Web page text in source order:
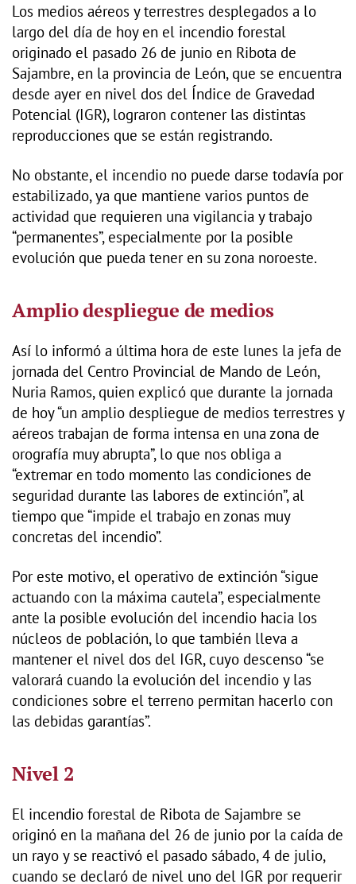
Los medios aéreos y terrestres desplegados a lo
largo del día de hoy en el incendio forestal
originado el pasado 26 de junio en Ribota de
Sajambre, en la provincia de León, que se encuentra
desde ayer en nivel dos del Índice de Gravedad
Potencial (IGR), lograron contener las distintas
reproducciones que se están registrando.
No obstante, el incendio no puede darse todavía por
estabilizado, ya que mantiene varios puntos de
actividad que requieren una vigilancia y trabajo
“permanentes”, especialmente por la posible
evolución que pueda tener en su zona noroeste.
Amplio despliegue de medios
Así lo informó a última hora de este lunes la jefa de
jornada del Centro Provincial de Mando de León,
Nuria Ramos, quien explicó que durante la jornada
de hoy “un amplio despliegue de medios terrestres y
aéreos trabajan de forma intensa en una zona de
orografía muy abrupta”, lo que nos obliga a
“extremar en todo momento las condiciones de
seguridad durante las labores de extinción”, al
tiempo que “impide el trabajo en zonas muy
concretas del incendio”.
Por este motivo, el operativo de extinción “sigue
actuando con la máxima cautela”, especialmente
ante la posible evolución del incendio hacia los
núcleos de población, lo que también lleva a
mantener el nivel dos del IGR, cuyo descenso “se
valorará cuando la evolución del incendio y las
condiciones sobre el terreno permitan hacerlo con
las debidas garantías”.
Nivel 2
El incendio forestal de Ribota de Sajambre se
originó en la mañana del 26 de junio por la caída de
un rayo y se reactivó el pasado sábado, 4 de julio,
cuando se declaró de nivel uno del IGR por requerir